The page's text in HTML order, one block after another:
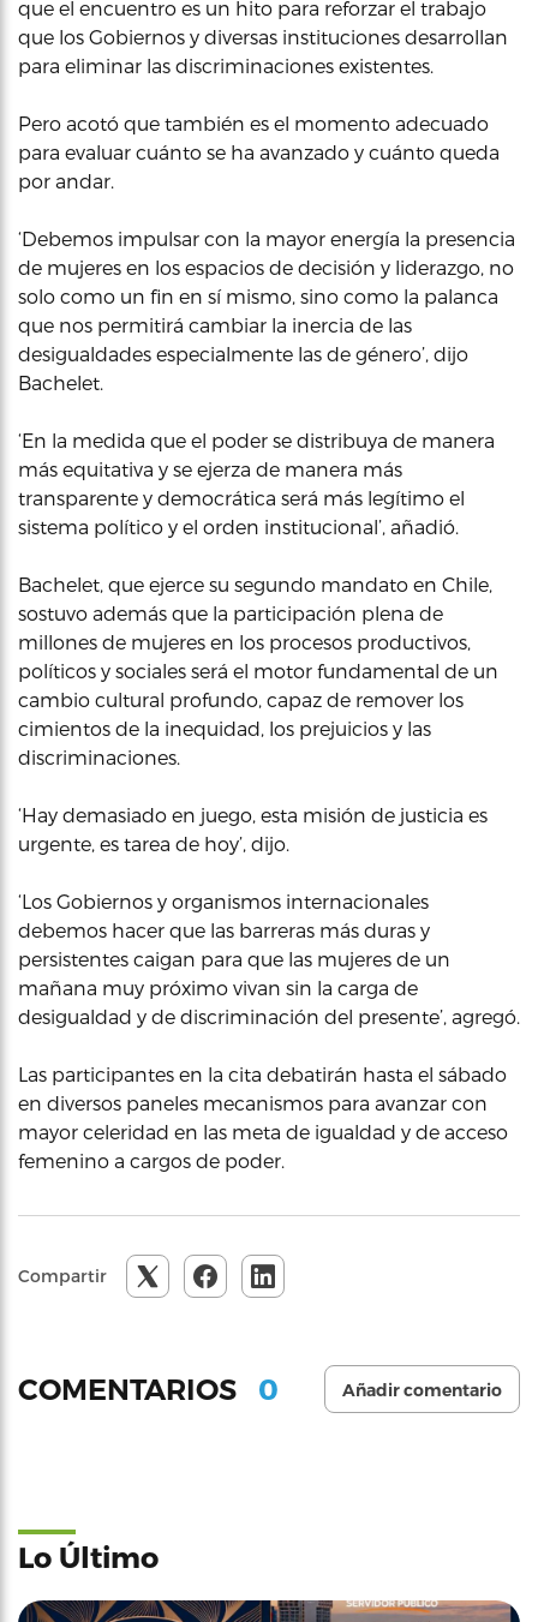
que el encuentro es un hito para reforzar el trabajo
que los Gobiernos y diversas instituciones desarrollan
para eliminar las discriminaciones existentes.
Pero acotó que también es el momento adecuado
para evaluar cuánto se ha avanzado y cuánto queda
por andar.
‘Debemos impulsar con la mayor energía la presencia
de mujeres en los espacios de decisión y liderazgo, no
solo como un fin en sí mismo, sino como la palanca
que nos permitirá cambiar la inercia de las
desigualdades especialmente las de género’, dijo
Bachelet.
‘En la medida que el poder se distribuya de manera
más equitativa y se ejerza de manera más
transparente y democrática será más legítimo el
sistema político y el orden institucional’, añadió.
Bachelet, que ejerce su segundo mandato en Chile,
sostuvo además que la participación plena de
millones de mujeres en los procesos productivos,
políticos y sociales será el motor fundamental de un
cambio cultural profundo, capaz de remover los
cimientos de la inequidad, los prejuicios y las
discriminaciones.
‘Hay demasiado en juego, esta misión de justicia es
urgente, es tarea de hoy’, dijo.
‘Los Gobiernos y organismos internacionales
debemos hacer que las barreras más duras y
persistentes caigan para que las mujeres de un
mañana muy próximo vivan sin la carga de
desigualdad y de discriminación del presente’, agregó.
Las participantes en la cita debatirán hasta el sábado
en diversos paneles mecanismos para avanzar con
mayor celeridad en las meta de igualdad y de acceso
femenino a cargos de poder.
Compartir
COMENTARIOS 0 Añadir comentario
Lo Último